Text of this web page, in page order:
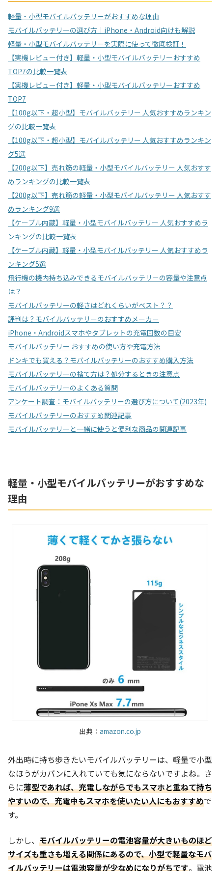
軽量・小型モバイルバッテリーがおすすめな理由
モバイルバッテリーの選び方｜iPhone・Android向けも解説
軽量・小型モバイルバッテリーを実際に使って徹底検証！
【実機レビュー付き】軽量・小型モバイルバッテリーおすすめ
TOP7の比較一覧表
【実機レビュー付き】軽量・小型モバイルバッテリーおすすめ
TOP7
【100g以下・超小型】モバイルバッテリー 人気おすすめランキン
グの比較一覧表
【100g以下・超小型】モバイルバッテリー 人気おすすめランキン
グ5選
【200g以下】売れ筋の軽量・小型モバイルバッテリー 人気おすす
めランキングの比較一覧表
【200g以下】売れ筋の軽量・小型モバイルバッテリー 人気おすす
めランキング9選
【ケーブル内蔵】軽量・小型モバイルバッテリー 人気おすすめラ
ンキングの比較一覧表
【ケーブル内蔵】軽量・小型モバイルバッテリー 人気おすすめラ
ンキング5選
飛行機の機内持ち込みできるモバイルバッテリーの容量や注意点
は？
モバイルバッテリーの軽さはどれくらいがベスト？？
評判は？モバイルバッテリーのおすすめメーカー
iPhone・Androidスマホやタブレットの充電回数の目安
モバイルバッテリー おすすめの使い方や充電方法
ドンキでも買える？モバイルバッテリーのおすすめ購入方法
モバイルバッテリーの捨て方は？処分するときの注意点
モバイルバッテリーのよくある質問
アンケート調査：モバイルバッテリーの選び方について(2023年)
モバイルバッテリーのおすすめ関連記事
モバイルバッテリーと一緒に使うと便利な商品の関連記事
軽量・小型モバイルバッテリーがおすすめな
理由
出典： amazon.co.jp
外出時に持ち歩きたいモバイルバッテリーは、軽量で小型
なほうがカバンに入れていても気にならないですよね。さ
らに薄型であれば、充電しながらでもスマホと重ねて持ち
やすいので、充電中もスマホを使いたい人にもおすすめで
す。
しかし、 モバイルバッテリーの電池容量が大きいものほど
サイズも重さも増える関係にあるので、小型で軽量なモバ
イルバッテリーは電池容量が少なめになりがちです。電池